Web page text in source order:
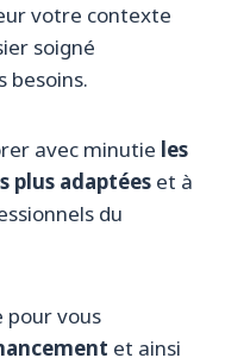
votre contexte
soigné
besoins.
avec minutie les
plus adaptées et à
du
vous
et ainsi